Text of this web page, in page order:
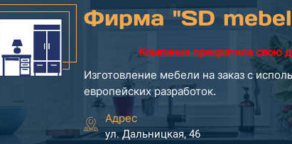
Фирма "SD
Компания прекратила свою
Изготовление мебели на заказ с
европейских разработок.
Адрес
ул. Дальницкая, 46